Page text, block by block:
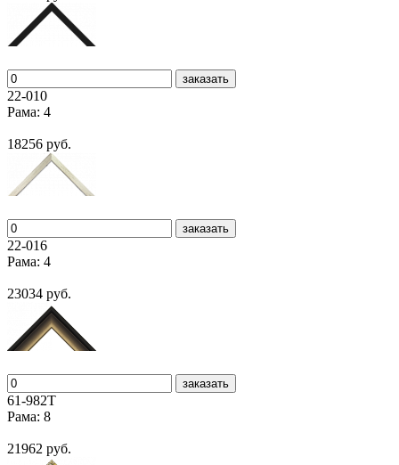
заказать
22-010
Рама: 4
18256 руб.
заказать
22-016
Рама: 4
23034 руб.
заказать
61-982T
Рама: 8
21962 руб.